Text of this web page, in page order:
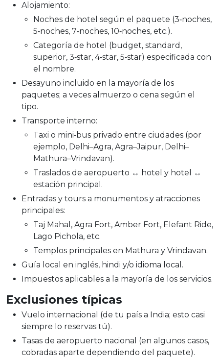
Alojamiento:
Noches de hotel según el paquete (3‑noches,
5‑noches, 7‑noches, 10‑noches, etc.).
Categoría de hotel (budget, standard,
superior, 3‑star, 4‑star, 5‑star) especificada con
el nombre.
Desayuno incluido en la mayoría de los
paquetes; a veces almuerzo o cena según el
tipo.
Transporte interno:
Taxi o mini‑bus privado entre ciudades (por
ejemplo, Delhi–Agra, Agra–Jaipur, Delhi–
Mathura–Vrindavan).
Traslados de aeropuerto ↔ hotel y hotel ↔
estación principal.
Entradas y tours a monumentos y atracciones
principales:
Taj Mahal, Agra Fort, Amber Fort, Elefant Ride,
Lago Pichola, etc.
Templos principales en Mathura y Vrindavan.
Guía local en inglés, hindi y/o idioma local.
Impuestos aplicables a la mayoría de los servicios.
Exclusiones típicas
Vuelo internacional (de tu país a India; esto casi
siempre lo reservas tú).
Tasas de aeropuerto nacional (en algunos casos,
cobradas aparte dependiendo del paquete).